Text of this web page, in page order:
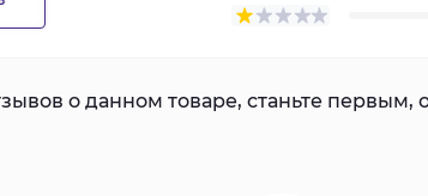
о данном товаре, станьте первым,